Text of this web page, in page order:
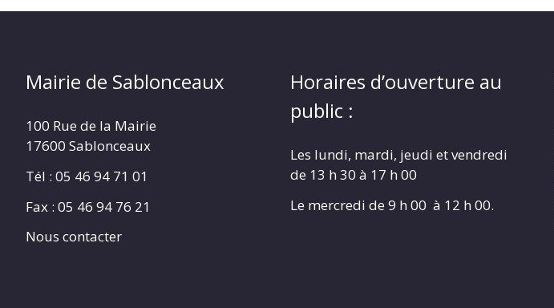
Mairie de Sablonceaux
100 Rue de la Mairie
17600 Sablonceaux
Tél : 05 46 94 71 01
Fax : 05 46 94 76 21
Nous contacter
Horaires d’ouverture au
public :
Les lundi, mardi, jeudi et vendredi
de 13 h 30 à 17 h 00
Le mercredi de 9 h 00 à 12 h 00.